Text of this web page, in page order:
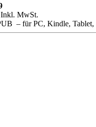
Inkl. MwSt.
– für PC, Kindle,